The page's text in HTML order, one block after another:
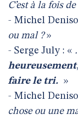
C’est à la fois
- Michel
ou mal ?»
- Serge July : «
faire le tri. »
- Michel
chose ou une